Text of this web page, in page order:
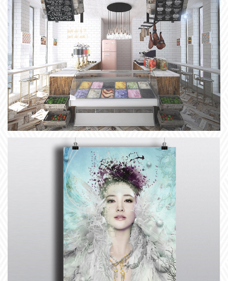
실내건축설계
실내건축설계 디자인 양성과정
시각디자인
시각디자인 실무자 양성과정